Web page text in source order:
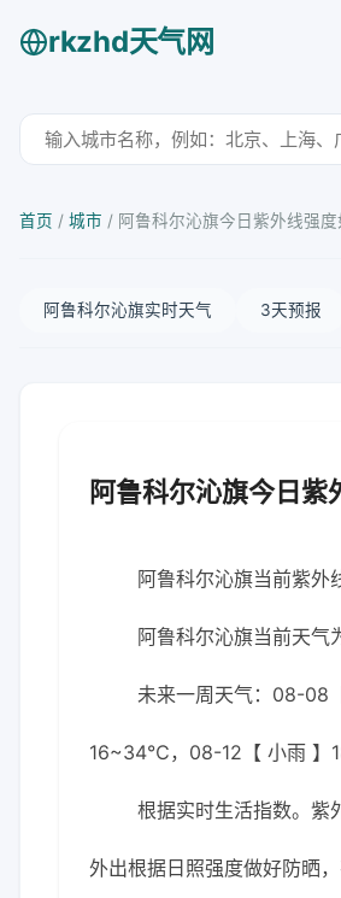
rkzhd天气网
首页 / 城市 / 阿鲁科尔沁旗今日紫外线强
阿鲁科尔沁旗实时天气 3天预报
阿鲁科尔沁旗今日
阿鲁科尔沁旗当前紫外
阿鲁科尔沁旗当前天
未来一周天气：08-
16~34℃，08-12【 小雨 】
根据实时生活指数。紫
外出根据日照强度做好防晒，